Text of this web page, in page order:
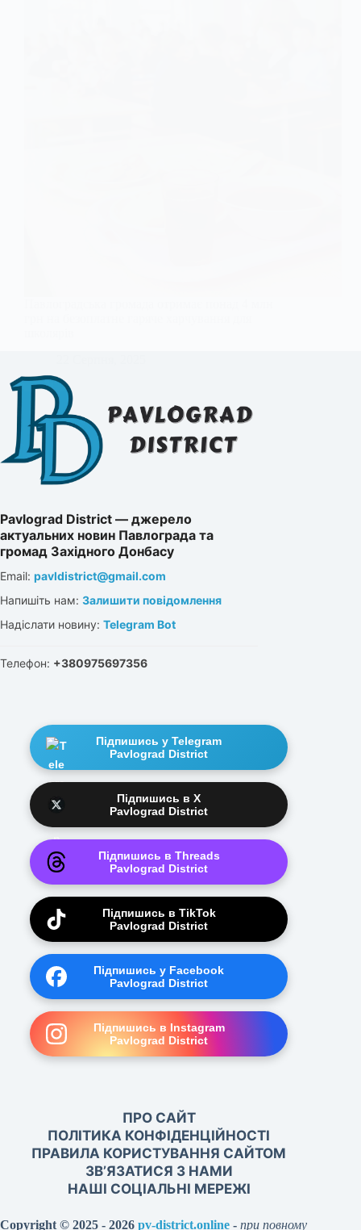
Pavlograd District — джерело
актуальних новин Павлограда та
громад Західного Донбасу
Email: pavldistrict@gmail.com
Напишіть нам: Залишити повідомлення
Надіслати новину: Telegram Bot
Телефон: +380975697356
Підпишись у Telegram
Pavlograd District
Підпишись в X
Pavlograd District
Підпишись в Threads
Pavlograd District
Підпишись в TikTok
Pavlograd District
Підпишись у Facebook
Pavlograd District
Підпишись в Instagram
Pavlograd District
ПРО САЙТ
ПОЛІТИКА КОНФІДЕНЦІЙНОСТІ
ПРАВИЛА КОРИСТУВАННЯ САЙТОМ
ЗВ’ЯЗАТИСЯ З НАМИ
НАШІ СОЦІАЛЬНІ МЕРЕЖІ
Copyright © 2025 - 2026 pv-district.online - при повному